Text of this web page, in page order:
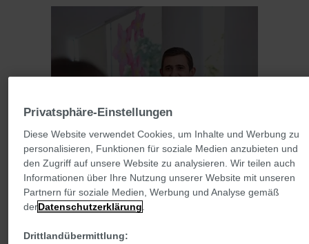
Mitarbeiter:in
Verkauf
MEHR ERFAHREN
Privatsphäre-Einstellungen
Diese Website verwendet Cookies, um Inhalte und Werbung zu
personalisieren, Funktionen für soziale Medien anzubieten und
den Zugriff auf unsere Website zu analysieren. Wir teilen auch
Informationen über Ihre Nutzung unserer Website mit unseren
Partnern für soziale Medien, Werbung und Analyse gemäß
derDatenschutzerklärung.
Drittlandübermittlung: